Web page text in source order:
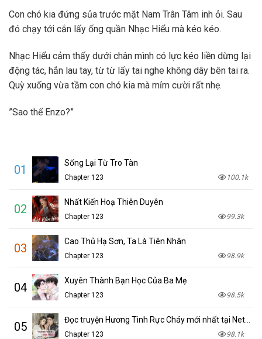
Con chó kia đứng sủa trước mặt Nam Trân Tâm inh ỏi. Sau
đó chạy tới cắn lấy ống quần Nhạc Hiểu mà kéo kéo.
Nhạc Hiểu cảm thấy dưới chân mình có lực kéo liền dừng lại
động tác, hắn lau tay, từ từ lấy tai nghe không dây bên tai ra.
Quỳ xuống vừa tầm con chó kia mà mỉm cười rất nhẹ.
”Sao thế Enzo?”
01 Sống Lại Từ Tro Tàn
Chapter 123 100.1k
02 Nhất Kiến Hoạ Thiên Duyên
Chapter 123 99.3k
03 Cao Thủ Hạ Sơn, Ta Là Tiên Nhân
Chapter 123 98.9k
04 Xuyên Thành Bạn Học Của Ba Mẹ
Chapter 123 98.5k
05
Chapter 123 98.1k